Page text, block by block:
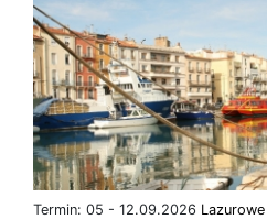
Termin: 05 - 12.09.2026